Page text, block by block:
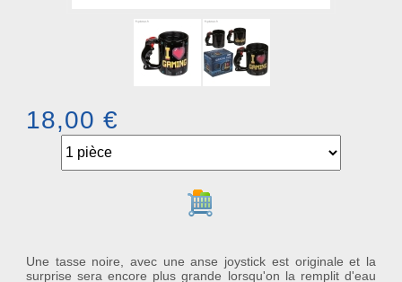
18,00 €
Ajouter au panier
Une tasse noire, avec une anse joystick est originale et la
surprise sera encore plus grande lorsqu'on la remplit d'eau